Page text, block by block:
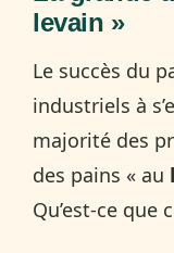
levain »
Le succès du
industriels à
majorité des
des pains « au
Qu’est-ce que